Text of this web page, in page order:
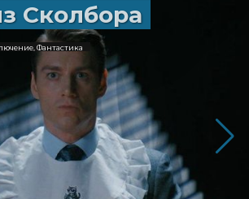
Сколбора
Фантастика